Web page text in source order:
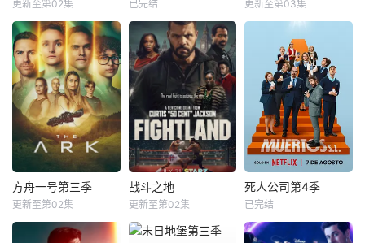
更新至第02集 已完结 更新至第03集
方舟一号第三季
更新至第02集
战斗之地
更新至第02集
死人公司第4季
已完结